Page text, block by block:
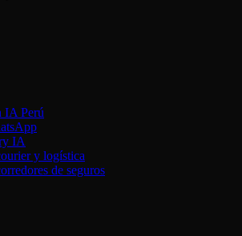
IA Perú
IA
y logística
de seguros